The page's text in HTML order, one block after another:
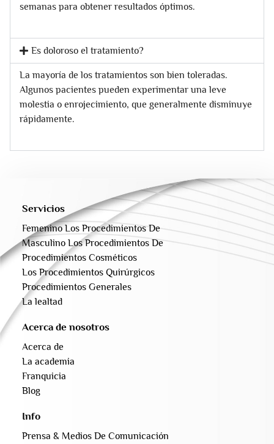
semanas para obtener resultados óptimos.
Es doloroso el tratamiento?
La mayoría de los tratamientos son bien toleradas.
Algunos pacientes pueden experimentar una leve
molestia o enrojecimiento, que generalmente disminuye
rápidamente.
Servicios
Femenino Los Procedimientos De
Masculino Los Procedimientos De
Procedimientos Cosméticos
Los Procedimientos Quirúrgicos
Procedimientos Generales
La lealtad
Acerca de nosotros
Acerca de
La academia
Franquicia
Blog
Info
Prensa & Medios De Comunicación